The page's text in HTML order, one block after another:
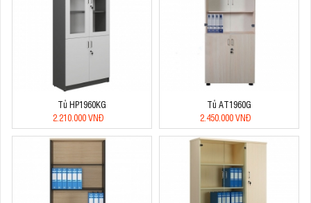
Tủ HP1960KG
2.210.000 VNĐ
Tủ AT1960G
2.450.000 VNĐ